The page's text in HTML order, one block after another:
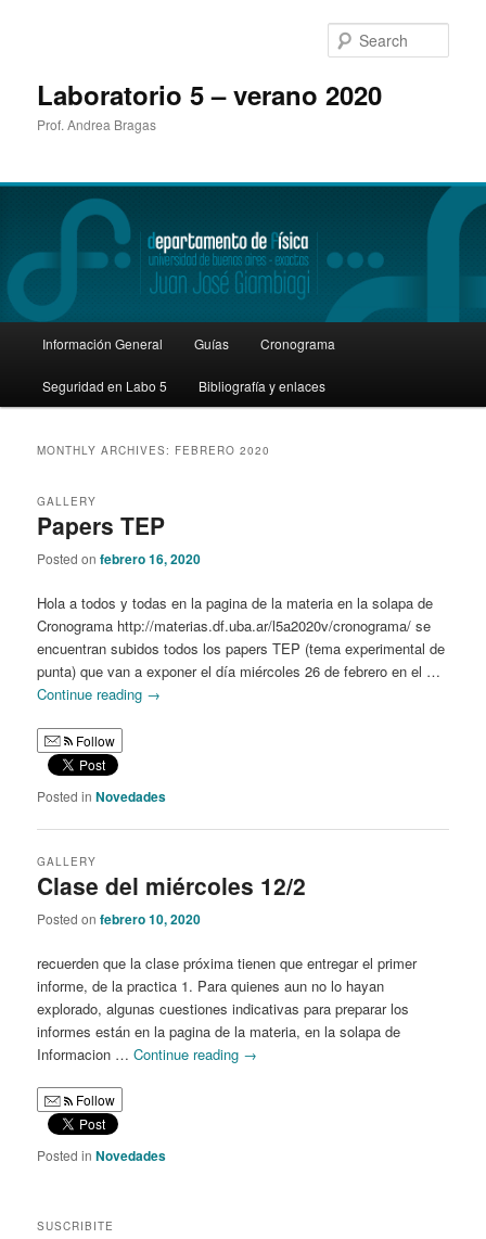
Laboratorio 5 – verano 2020
Prof. Andrea Bragas
Skip
to
Skip
to
Información General Guías Cronograma
Seguridad en Labo 5 Bibliografía y enlaces
MONTHLY ARCHIVES: FEBRERO 2020
Papers TEP
GALLERY
Posted onfebrero 16, 2020
Hola a todos y todas en la pagina de la materia en la solapa de
Cronograma http://materias.df.uba.ar/l5a2020v/cronograma/ se
encuentran subidos todos los papers TEP (tema experimental de
punta) que van a exponer el día miércoles 26 de febrero en el …
Continue reading →
Follow
Posted in Novedades
Clase del miércoles 12/2
GALLERY
Posted onfebrero 10, 2020
recuerden que la clase próxima tienen que entregar el primer
informe, de la practica 1. Para quienes aun no lo hayan
explorado, algunas cuestiones indicativas para preparar los
informes están en la pagina de la materia, en la solapa de
Informacion …Continue reading →
Follow
Posted in Novedades
SUSCRIBITE